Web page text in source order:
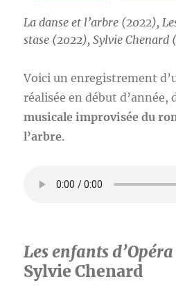
La danse et l’arbre (2022),
stase (2022), Sylvie Chenard
Voici un enregistrement
réalisée en début d’année,
musicale improvisée du
l’arbre.
Les enfants
Sylvie Chenard